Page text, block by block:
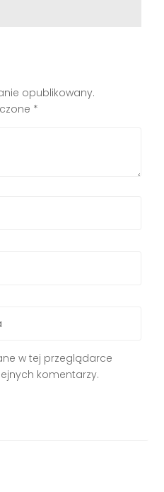
opublikowany.
*
w tej przeglądarce
komentarzy.